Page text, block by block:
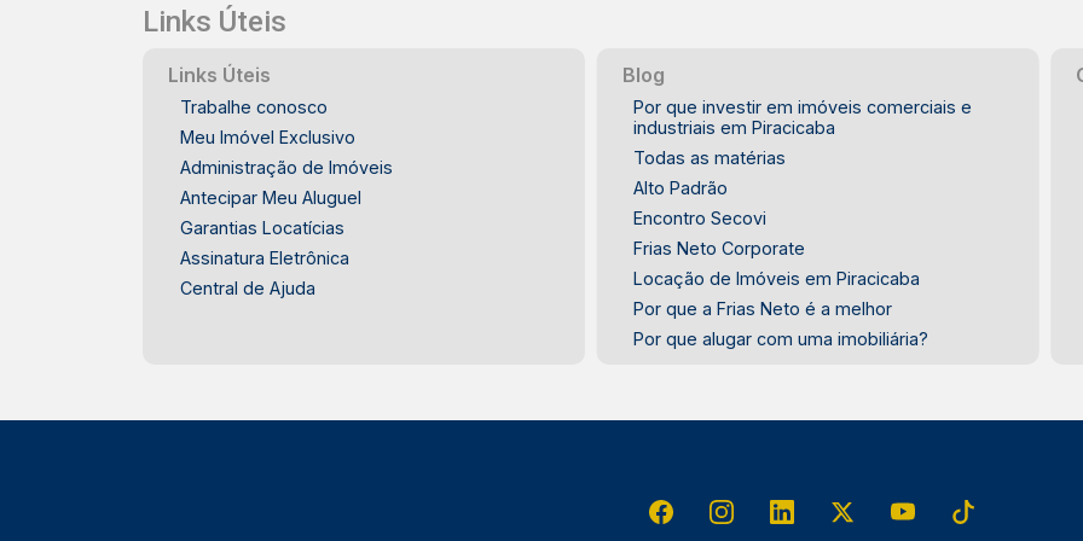
Construa seu futuro com quem é agente
de desenvolvimento do mercado
imobiliário de Piracicaba. Agende sua
visita.
Links Úteis
Links Úteis
Trabalhe conosco
Meu Imóvel Exclusivo
Administração de Imóveis
Antecipar Meu Aluguel
Garantias Locatícias
Assinatura Eletrônica
Central de Ajuda
Blog
Por que investir em imóveis comerciais e
industriais em Piracicaba
Todas as matérias
Alto Padrão
Encontro Secovi
Frias Neto Corporate
Locação de Imóveis em Piracicaba
Por que a Frias Neto é a melhor
Por que alugar com uma imobiliária?